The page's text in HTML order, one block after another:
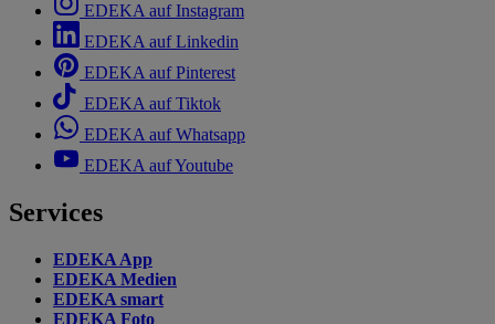
EDEKA auf Instagram
EDEKA auf Linkedin
EDEKA auf Pinterest
EDEKA auf Tiktok
EDEKA auf Whatsapp
EDEKA auf Youtube
Services
EDEKA App
EDEKA Medien
EDEKA smart
EDEKA Foto